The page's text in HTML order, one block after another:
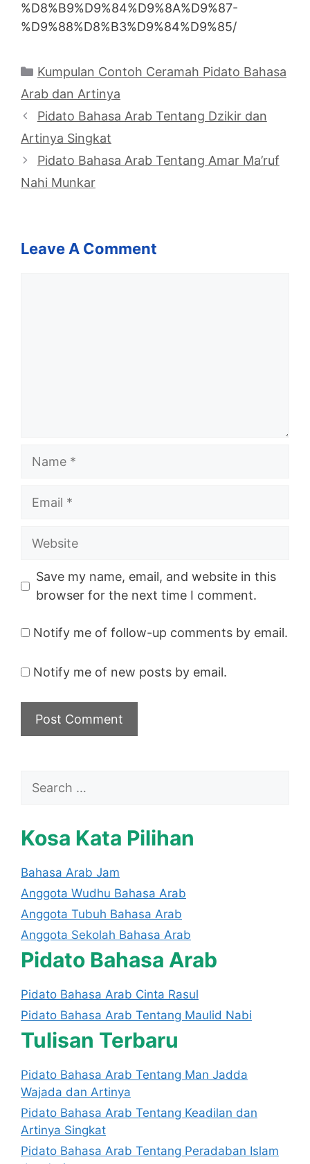
%D8%B9%D9%84%D9%8A%D9%87-
%D9%88%D8%B3%D9%84%D9%85/
Categories
Kumpulan Contoh Ceramah Pidato Bahasa
Arab dan Artinya
Pidato Bahasa Arab Tentang Dzikir dan
Artinya Singkat
Pidato Bahasa Arab Tentang Amar Ma’ruf
Nahi Munkar
Leave A Comment
Name
Email
Website
Save my name, email, and website in this
browser for the next time I comment.
Notify me of follow-up comments by email.
Notify me of new posts by email.
for:
Kosa Kata Pilihan
Bahasa Arab Jam
Anggota Wudhu Bahasa Arab
Anggota Tubuh Bahasa Arab
Anggota Sekolah Bahasa Arab
Pidato Bahasa Arab
Pidato Bahasa Arab Cinta Rasul
Pidato Bahasa Arab Tentang Maulid Nabi
Tulisan Terbaru
Pidato Bahasa Arab Tentang Man Jadda
Wajada dan Artinya
Pidato Bahasa Arab Tentang Keadilan dan
Artinya Singkat
Pidato Bahasa Arab Tentang Peradaban Islam